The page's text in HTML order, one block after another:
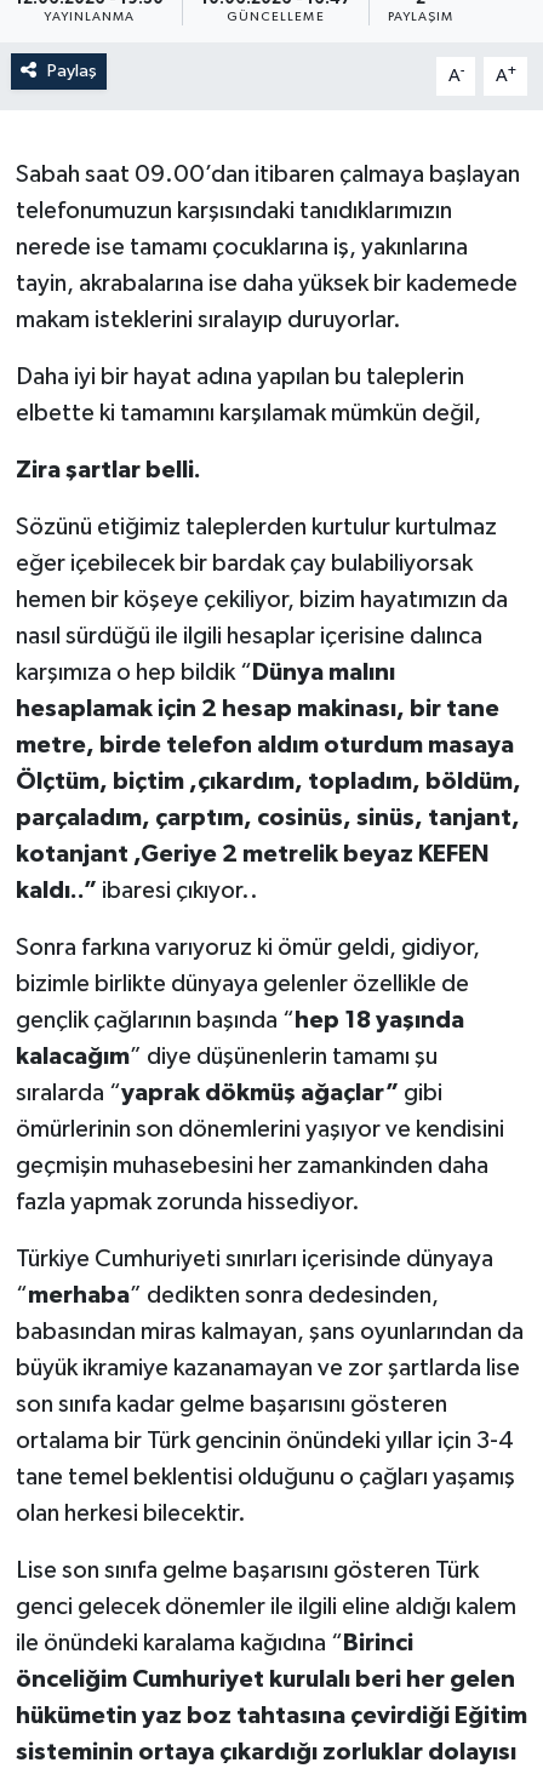
YAYINLANMA GÜNCELLEME PAYLAŞIM
Paylaş A- A+
Sabah saat 09.00’dan itibaren çalmaya başlayan
telefonumuzun karşısındaki tanıdıklarımızın
nerede ise tamamı çocuklarına iş, yakınlarına
tayin, akrabalarına ise daha yüksek bir kademede
makam isteklerini sıralayıp duruyorlar.
Daha iyi bir hayat adına yapılan bu taleplerin
elbette ki tamamını karşılamak mümkün değil,
Zira şartlar belli.
Sözünü etiğimiz taleplerden kurtulur kurtulmaz
eğer içebilecek bir bardak çay bulabiliyorsak
hemen bir köşeye çekiliyor, bizim hayatımızın da
nasıl sürdüğü ile ilgili hesaplar içerisine dalınca
karşımıza o hep bildik “ Dünya malını
hesaplamak için 2 hesap makinası, bir tane
metre, birde telefon aldım oturdum masaya
Ölçtüm, biçtim ,çıkardım, topladım, böldüm,
parçaladım, çarptım, cosinüs, sinüs, tanjant,
kotanjant ,Geriye 2 metrelik beyaz KEFEN
kaldı..” ibaresi çıkıyor..
Sonra farkına varıyoruz ki ömür geldi, gidiyor,
bizimle birlikte dünyaya gelenler özellikle de
gençlik çağlarının başında “ hep 18 yaşında
kalacağım” diye düşünenlerin tamamı şu
sıralarda “yaprak dökmüş ağaçlar” gibi
ömürlerinin son dönemlerini yaşıyor ve kendisini
geçmişin muhasebesini her zamankinden daha
fazla yapmak zorunda hissediyor.
Türkiye Cumhuriyeti sınırları içerisinde dünyaya
“merhaba” dedikten sonra dedesinden,
babasından miras kalmayan, şans oyunlarından da
büyük ikramiye kazanamayan ve zor şartlarda lise
son sınıfa kadar gelme başarısını gösteren
ortalama bir Türk gencinin önündeki yıllar için 3-4
tane temel beklentisi olduğunu o çağları yaşamış
olan herkesi bilecektir.
Lise son sınıfa gelme başarısını gösteren Türk
genci gelecek dönemler ile ilgili eline aldığı kalem
ile önündeki karalama kağıdına “ Birinci
önceliğim Cumhuriyet kurulalı beri her gelen
hükümetin yaz boz tahtasına çevirdiği Eğitim
sisteminin ortaya çıkardığı zorluklar dolayısı